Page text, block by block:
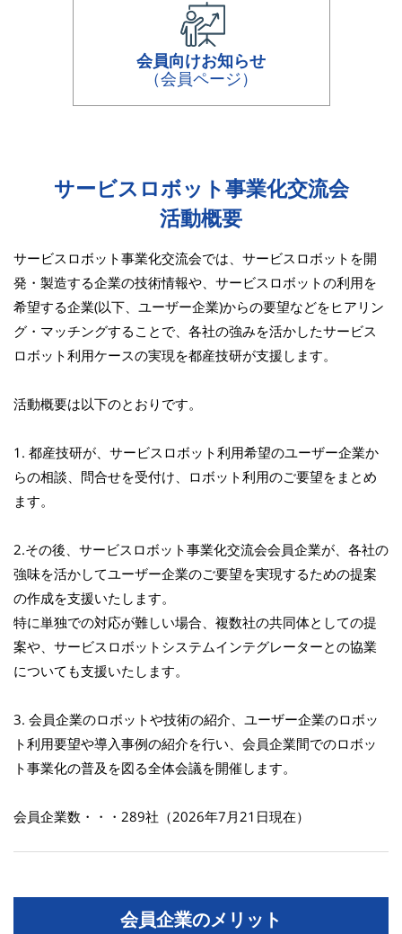
会員向けお知らせ
（会員ページ）
サービスロボット事業化交流会
活動概要
サービスロボット事業化交流会では、サービスロボットを開
発・製造する企業の技術情報や、サービスロボットの利用を
希望する企業(以下、ユーザー企業)からの要望などを ヒアリン
グ・マッチングすることで、各社の強みを活かしたサービス
ロボット利用ケースの実現を都産技研が支援します。
活動概要は以下のとおりです。
1. 都産技研が、サービスロボット利用希望のユーザー企業か
らの相談、問合せを受付け、ロボット利用のご要望をまとめ
ます。
2.その後、サービスロボット事業化交流会会員企業が、各社の
強味を活かしてユーザー企業のご要望を実現するための提案
の作成を支援いたします。
特に単独での対応が難しい場合、複数社の共同体としての提
案や、サービスロボットシステムインテグレーターとの協業
についても支援いたします。
3. 会員企業のロボットや技術の紹介、ユーザー企業のロボッ
ト利用要望や導入事例の紹介を行い、会員企業間でのロボッ
ト事業化の普及を図る全体会議を開催します。
会員企業数・・・289社（2026年7月21日現在）
会員企業のメリット